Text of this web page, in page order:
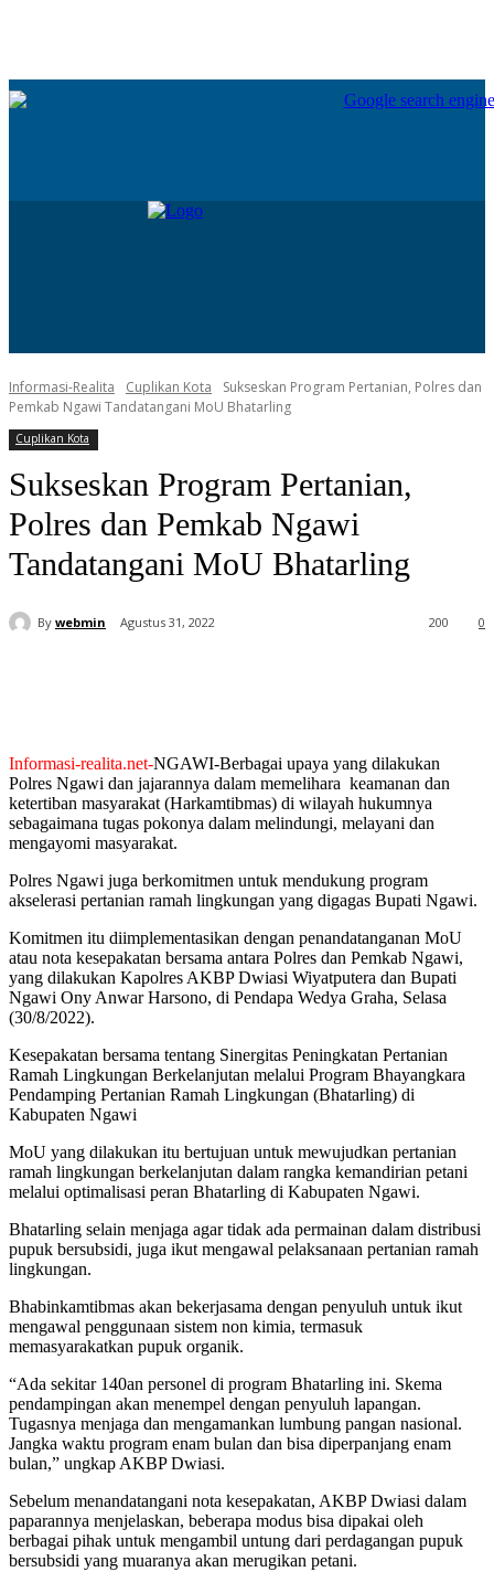
Informasi-Realita Cuplikan Kota
Sukseskan Program Pertanian, Polres dan
Pemkab Ngawi Tandatangani MoU Bhatarling
Cuplikan Kota
Sukseskan Program Pertanian,
Polres dan Pemkab Ngawi
Tandatangani MoU Bhatarling
By webmin Agustus 31, 2022 0
200
Informasi-realita.net-NGAWI-Berbagai upaya yang dilakukan
Polres Ngawi dan jajarannya dalam memelihara keamanan dan
ketertiban masyarakat (Harkamtibmas) di wilayah hukumnya
sebagaimana tugas pokonya dalam melindungi, melayani dan
mengayomi masyarakat.
Polres Ngawi juga berkomitmen untuk mendukung program
akselerasi pertanian ramah lingkungan yang digagas Bupati Ngawi.
Komitmen itu diimplementasikan dengan penandatanganan MoU
atau nota kesepakatan bersama antara Polres dan Pemkab Ngawi,
yang dilakukan Kapolres AKBP Dwiasi Wiyatputera dan Bupati
Ngawi Ony Anwar Harsono, di Pendapa Wedya Graha, Selasa
(30/8/2022).
Kesepakatan bersama tentang Sinergitas Peningkatan Pertanian
Ramah Lingkungan Berkelanjutan melalui Program Bhayangkara
Pendamping Pertanian Ramah Lingkungan (Bhatarling) di
Kabupaten Ngawi
MoU yang dilakukan itu bertujuan untuk mewujudkan pertanian
ramah lingkungan berkelanjutan dalam rangka kemandirian petani
melalui optimalisasi peran Bhatarling di Kabupaten Ngawi.
Bhatarling selain menjaga agar tidak ada permainan dalam distribusi
pupuk bersubsidi, juga ikut mengawal pelaksanaan pertanian ramah
lingkungan.
Bhabinkamtibmas akan bekerjasama dengan penyuluh untuk ikut
mengawal penggunaan sistem non kimia, termasuk
memasyarakatkan pupuk organik.
“Ada sekitar 140an personel di program Bhatarling ini. Skema
pendampingan akan menempel dengan penyuluh lapangan.
Tugasnya menjaga dan mengamankan lumbung pangan nasional.
Jangka waktu program enam bulan dan bisa diperpanjang enam
bulan,” ungkap AKBP Dwiasi.
Sebelum menandatangani nota kesepakatan, AKBP Dwiasi dalam
paparannya menjelaskan, beberapa modus bisa dipakai oleh
berbagai pihak untuk mengambil untung dari perdagangan pupuk
bersubsidi yang muaranya akan merugikan petani.